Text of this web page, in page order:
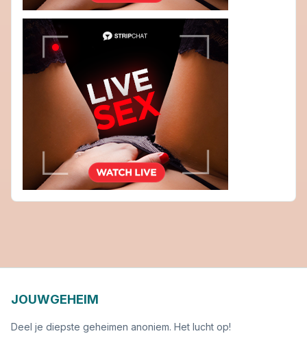
JOUWGEHEIM
Deel je diepste geheimen anoniem. Het lucht op!